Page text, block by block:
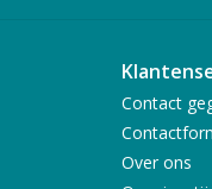
Contact
Over ons